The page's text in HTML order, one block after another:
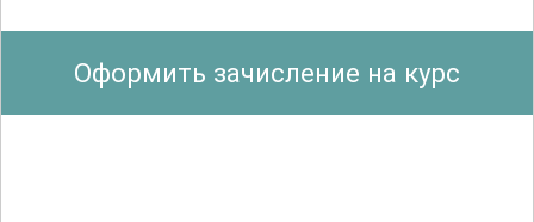
Кроме того, курс включает обучение
правильным техникамсушкии
Оформить зачисление на курс